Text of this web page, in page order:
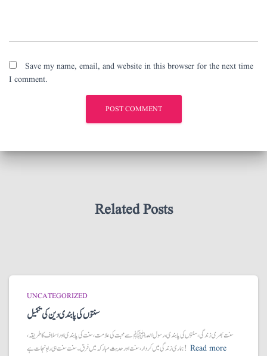
Save my name, email, and website in this browser for the next time
I comment.
Related Posts
UNCATEGORIZED
سنتوں کی پابندی دین کی تکمیل
سنت بھری زندگی، سنتوں کی پابندی، رسول اللّہ ﷺ سے محبت کی علامت، سنت کی پابندی اور اسلاف کا طریقہ،
ہماری زندگی میں کردار، سنت اور حدیث مبارکہ میں فرق۔ سنت سنت ہی راہِ نجات ہے! Read more